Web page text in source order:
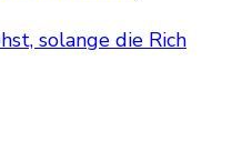
solange die Rich